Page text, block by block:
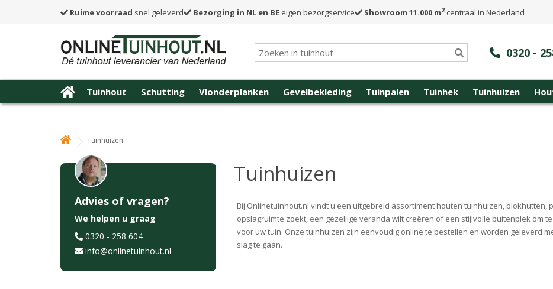
Ruime voorraad snel geleverd Bezorging in NL en BE eigen bezorgservice Showroom 11.000 m2centraal in Nederland
0320 -
Tuinhout Schutting Vlonderplanken Gevelbekleding Tuinpalen Tuinhek Tuinhuizen
Tuinhuizen
Advies of vragen?
We helpen u graag
0320 - 258 604
info@onlinetuinhout.nl
Tuinhuizen
Bij Onlinetuinhout.nl vindt u een uitgebreid assortiment houten tuinhuizen, blokhutten,
opslagruimte zoekt, een gezellige veranda wilt creëren of een stijlvolle buitenplek om
voor uw tuin. Onze tuinhuizen zijn eenvoudig online te bestellen en worden geleverd
slag te gaan.